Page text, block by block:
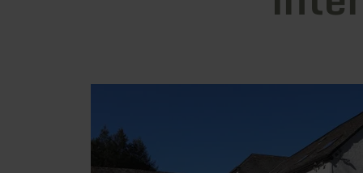
Waldhotel
Machtemesmühle